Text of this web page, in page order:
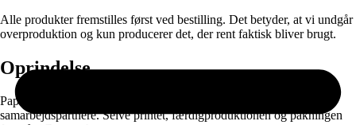
Alle produkter fremstilles først ved bestilling. Det betyder, at vi undgår
overproduktion og kun producerer det, der rent faktisk bliver brugt.
Oprindelse
Papiret produceres i EU og leveres gennem nøje udvalgte
samarbejdspartnere. Selve printet, færdigproduktionen og pakningen